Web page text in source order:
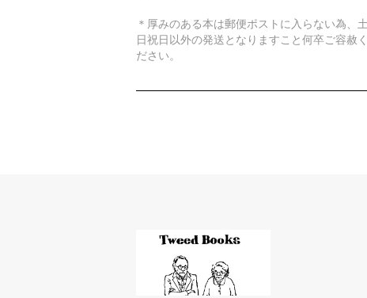
＊厚みのある本は郵便ポストに入らない為、土
日祝日以外の発送となりますこと何卒ご容赦く
ださい。